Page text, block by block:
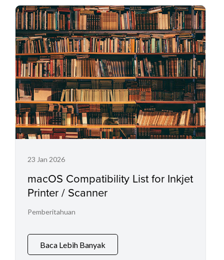
23 Jan 2026
macOS Compatibility List for Inkjet
Printer / Scanner
Pemberitahuan
Baca Lebih Banyak